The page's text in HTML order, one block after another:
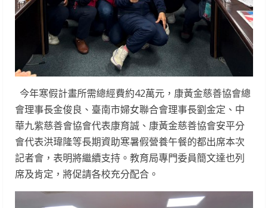
今年寒假計畫所需總經費約42萬元，康黃金慈善協會總
會理事長金俊良、臺南市婦女聯合會理事長劉金定、中
華九紫慈善會協會代表康育誠、康黃金慈善協會安平分
會代表洪瑋隆等長期資助寒暑假營養午餐的都出席本次
記者會，表明將繼續支持。教育局專門委員簡文達也列
席及肯定，將促請各校充分配合。